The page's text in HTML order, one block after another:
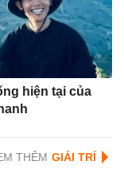
hiện tại của
THÊM